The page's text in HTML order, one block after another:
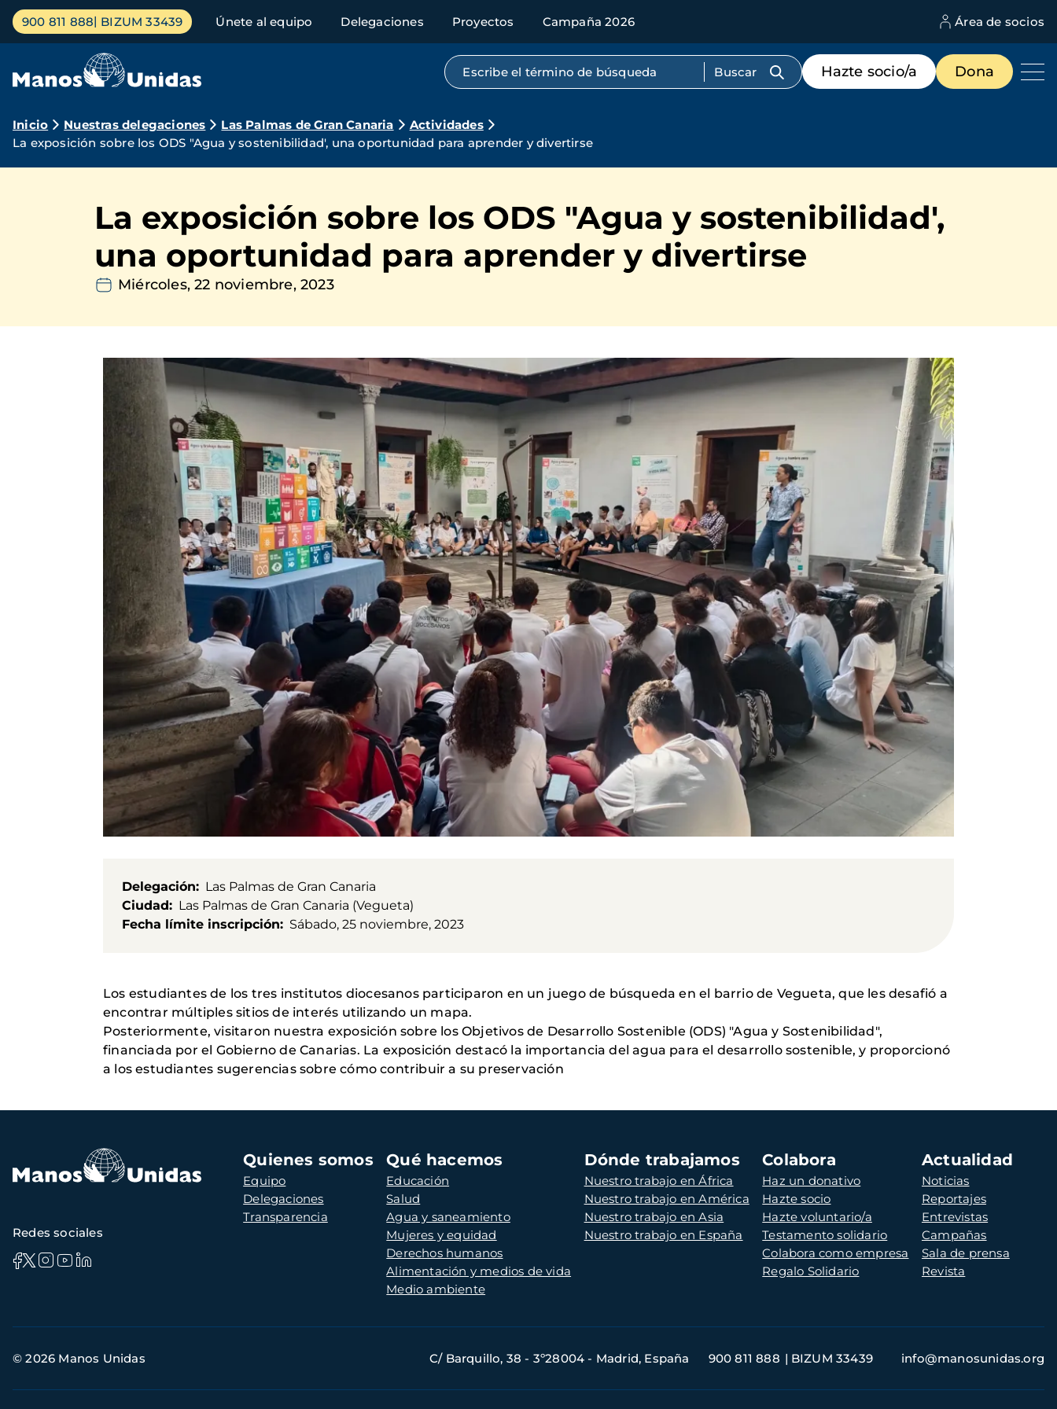
Pasar
contenido
Menú
principal
900 811 888 BIZUM 33439 Únete al equipo Delegaciones Proyectos Campaña 2026 Área de socios
Búsqueda por texto completo
Menú
de
destacados
Hazte socio/a Dona
Ruta
de
Inicio Nuestras delegaciones Las Palmas de Gran Canaria
Actividades
La exposición sobre los ODS "Agua y sostenibilidad', una oportunidad para aprender y divertirse
La exposición sobre los ODS "Agua y sostenibilidad',
una oportunidad para aprender y divertirse
Miércoles, 22 noviembre, 2023
Delegación
Las Palmas de Gran Canaria
Ciudad
Las Palmas de Gran Canaria (Vegueta)
Fecha límite inscripción
Sábado, 25 noviembre, 2023
Los estudiantes de los tres institutos diocesanos participaron en un juego de búsqueda en el barrio de Vegueta, que les desafió a
encontrar múltiples sitios de interés utilizando un mapa.
Posteriormente, visitaron nuestra exposición sobre los Objetivos de Desarrollo Sostenible (ODS) "Agua y Sostenibilidad",
financiada por el Gobierno de Canarias. La exposición destacó la importancia del agua para el desarrollo sostenible, y proporcionó
a los estudiantes sugerencias sobre cómo contribuir a su preservación
Navegación
principal
Quienes somos
Equipo
Delegaciones
Transparencia
Qué hacemos
Educación
Salud
Agua y saneamiento
Mujeres y equidad
Derechos humanos
Alimentación y medios de vida
Medio ambiente
Dónde trabajamos
Nuestro trabajo en África
Nuestro trabajo en América
Nuestro trabajo en Asia
Nuestro trabajo en España
Colabora
Haz un donativo
Hazte socio
Hazte voluntario/a
Testamento solidario
Colabora como empresa
Regalo Solidario
Actualidad
Noticias
Reportajes
Entrevistas
Campañas
Sala de prensa
Revista
Redes sociales
de
© 2026 Manos Unidas C/ Barquillo, 38 - 3º28004 - Madrid, España 900 811 888 BIZUM 33439 info@manosunidas.org